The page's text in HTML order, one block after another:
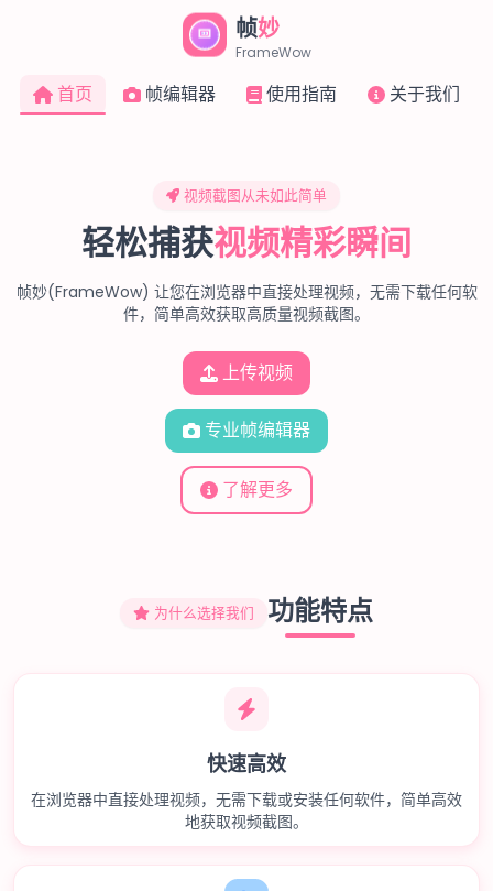
帧妙
FrameWow
首页 帧编辑器 使用指南 关于我们
视频截图从未如此简单
轻松捕获视频精彩瞬间
帧妙(FrameWow) 让您在浏览器中直接处理视频，无需下载任何软
件，简单高效获取高质量视频截图。
上传视频
专业帧编辑器
了解更多
为什么选择我们 功能特点
快速高效
在浏览器中直接处理视频，无需下载或安装任何软件，简单高效
地获取视频截图。